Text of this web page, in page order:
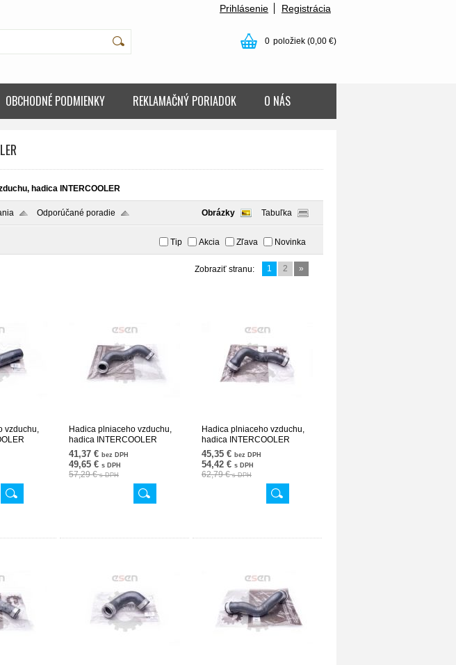
Prihlásenie Registrácia
0 položiek (0,00 €)
OBCHODNÉ PODMIENKY REKLAMAČNÝ PORIADOK O NÁS
hadica INTERCOOLER
Odporúčané poradie Obrázky Tabuľka
Tip Akcia Zľava Novinka
Zobraziť stranu: 1 2 »
vzduchu,
Hadica plniaceho vzduchu,
hadica INTERCOOLER
2035280782 24SKV617
41,37 € bez DPH
49,65 € s DPH
57,29 €s DPH
Hadica plniaceho vzduchu,
hadica INTERCOOLER
2035281582 24SKV694
45,35 € bez DPH
54,42 € s DPH
62,79 €s DPH